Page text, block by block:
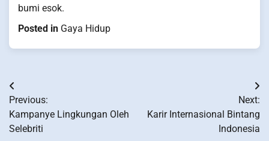
bumi esok.
Posted in Gaya Hidup
Post
navigation
Previous:
Kampanye Lingkungan Oleh
Selebriti
Next:
Karir Internasional Bintang
Indonesia